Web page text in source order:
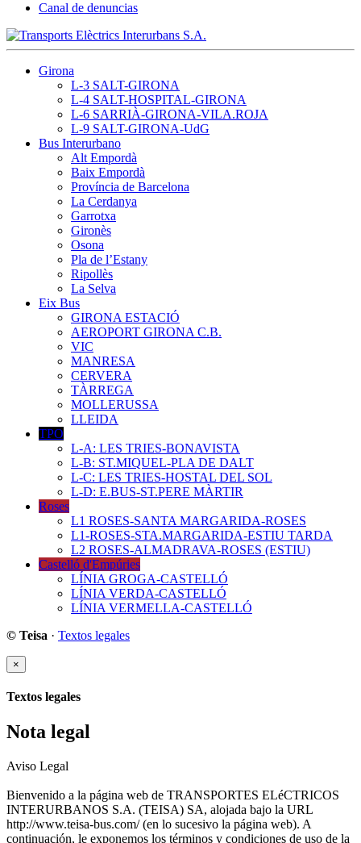
Canal de denuncias
Girona
L-3 SALT-GIRONA
L-4 SALT-HOSPITAL-GIRONA
L-6 SARRIÀ-GIRONA-VILA.ROJA
L-9 SALT-GIRONA-UdG
Bus Interurbano
Alt Empordà
Baix Empordà
Província de Barcelona
La Cerdanya
Garrotxa
Gironès
Osona
Pla de l’Estany
Ripollès
La Selva
Eix Bus
GIRONA ESTACIÓ
AEROPORT GIRONA C.B.
VIC
MANRESA
CERVERA
TÀRREGA
MOLLERUSSA
LLEIDA
TPO
L-A: LES TRIES-BONAVISTA
L-B: ST.MIQUEL-PLA DE DALT
L-C: LES TRIES-HOSTAL DEL SOL
L-D: E.BUS-ST.PERE MÀRTIR
Roses
L1 ROSES-SANTA MARGARIDA-ROSES
L1-ROSES-STA.MARGARIDA-ESTIU TARDA
L2 ROSES-ALMADRAVA-ROSES (ESTIU)
Castelló d'Empúries
LÍNIA GROGA-CASTELLÓ
LÍNIA VERDA-CASTELLÓ
LÍNIA VERMELLA-CASTELLÓ
© Teisa · Textos legales
×
Textos legales
Nota legal
Aviso Legal
Bienvenido a la página web de TRANSPORTES ELéCTRICOS
INTERURBANOS S.A. (TEISA) SA, alojada bajo la URL
http://www.teisa-bus.com/ (en lo sucesivo la página web). A
continuación, le exponemos los términos y condiciones de uso de la